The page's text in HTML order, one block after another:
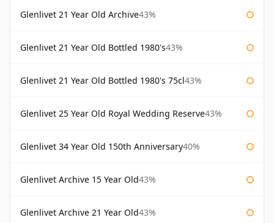
Glenlivet 21 Year Old Archive43%
Glenlivet 21 Year Old Bottled 1980's43%
Glenlivet 21 Year Old Bottled 1980's 75cl43%
Glenlivet 25 Year Old Royal Wedding Reserve43%
Glenlivet 34 Year Old 150th Anniversary40%
Glenlivet Archive 15 Year Old43%
Glenlivet Archive 21 Year Old43%